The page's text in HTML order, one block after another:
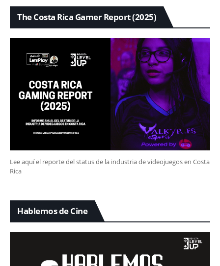
The Costa Rica Gamer Report (2025)
Lee aquí el reporte del status de la industria de videojuegos en Costa
Rica
Hablemos de Cine